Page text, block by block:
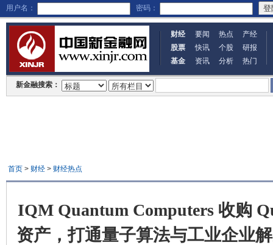
用户名： 密码：
财经 要闻 热点
产经
股票
快讯 个股
研报
基金
资讯 分析 热门
新金融搜索：
首页> 财经> 财经热点
IQM Quantum Computers 收购
资产，打通量子算法与工业企业